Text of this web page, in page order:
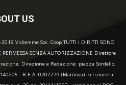
US
Vidiemme Soc. Coop TUTTI I DIRITTI SONO
PERMESSA SENZA AUTORIZZAZIONE Direttore
Direzione e Redazione: piazza Sordello,
- R.E.A. 0207279 (Mantova) iscrizione al